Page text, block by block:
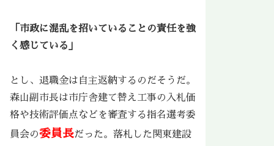
「市政に混乱を招いていることの責任を強
く感じている」
とし、退職金は自主返納するのだそうだ。
森山副市長は市庁舎建て替え工事の入札価
格や技術評価点などを審査する指名選考委
員会の委員長だった。落札した関東建設